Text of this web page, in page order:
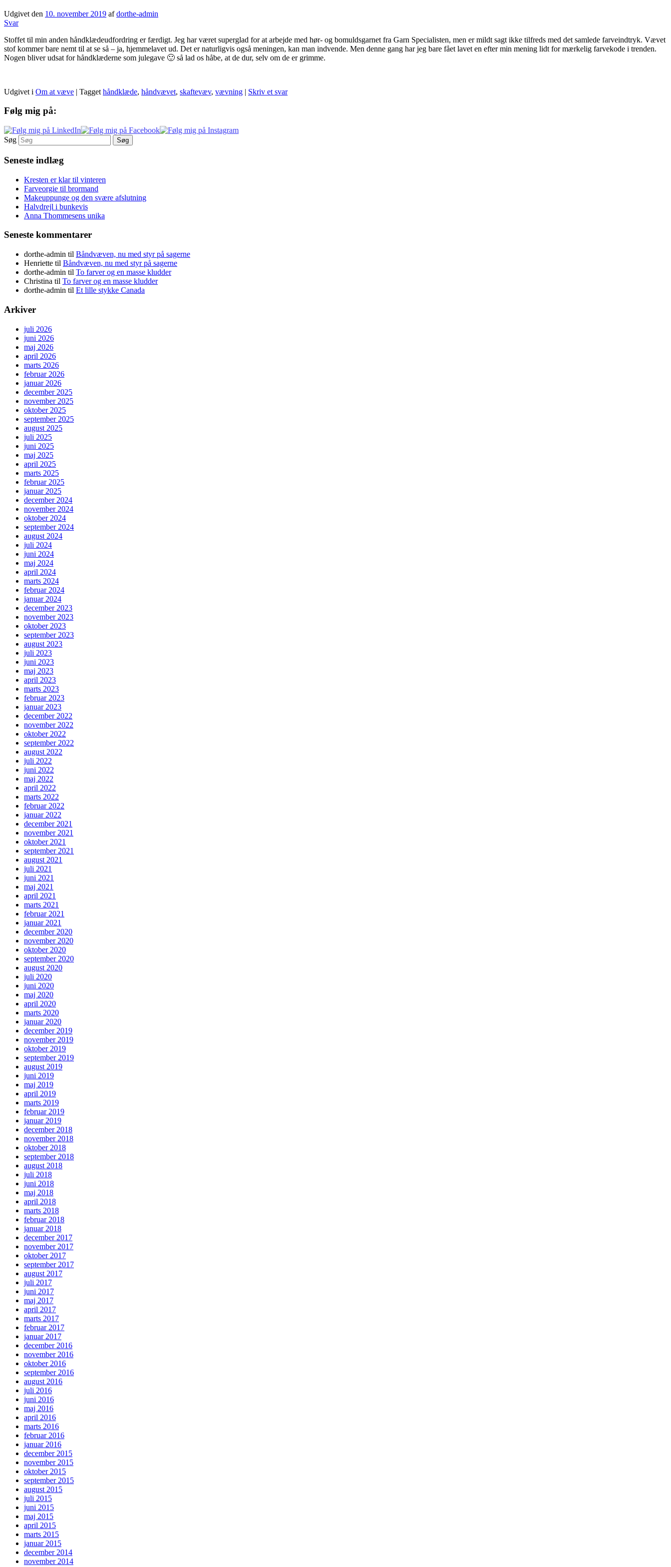
Udgivet den 10. november 2019 afdorthe-admin
Svar
Stoffet til min anden håndklædeudfordring er færdigt. Jeg har været superglad for at arbejde med hør- og bomuldsgarnet fra Garn Specialisten, men er mildt sagt ikke tilfreds med det samlede farveindtryk. Vævet
stof kommer bare nemt til at se så – ja, hjemmelavet ud. Det er naturligvis også meningen, kan man indvende. Men denne gang har jeg bare fået lavet en efter min mening lidt for mærkelig farvekode i trenden.
Nogen bliver udsat for håndklæderne som julegave 🙂 så lad os håbe, at de dur, selv om de er grimme.
Udgivet i Om at væve | Tagget håndklæde, håndvævet, skaftevæv, vævning | Skriv et svar
Følg mig på:
Søg
Seneste indlæg
Kresten er klar til vinteren
Farveorgie til brormand
Makeuppunge og den svære afslutning
Halvdrejl i bunkevis
Anna Thommesens unika
Seneste kommentarer
dorthe-admin til Båndvæven, nu med styr på sagerne
Henriette til Båndvæven, nu med styr på sagerne
dorthe-admin til To farver og en masse kludder
Christina til To farver og en masse kludder
dorthe-admin til Et lille stykke Canada
Arkiver
juli 2026
juni 2026
maj 2026
april 2026
marts 2026
februar 2026
januar 2026
december 2025
november 2025
oktober 2025
september 2025
august 2025
juli 2025
juni 2025
maj 2025
april 2025
marts 2025
februar 2025
januar 2025
december 2024
november 2024
oktober 2024
september 2024
august 2024
juli 2024
juni 2024
maj 2024
april 2024
marts 2024
februar 2024
januar 2024
december 2023
november 2023
oktober 2023
september 2023
august 2023
juli 2023
juni 2023
maj 2023
april 2023
marts 2023
februar 2023
januar 2023
december 2022
november 2022
oktober 2022
september 2022
august 2022
juli 2022
juni 2022
maj 2022
april 2022
marts 2022
februar 2022
januar 2022
december 2021
november 2021
oktober 2021
september 2021
august 2021
juli 2021
juni 2021
maj 2021
april 2021
marts 2021
februar 2021
januar 2021
december 2020
november 2020
oktober 2020
september 2020
august 2020
juli 2020
juni 2020
maj 2020
april 2020
marts 2020
januar 2020
december 2019
november 2019
oktober 2019
september 2019
august 2019
juni 2019
maj 2019
april 2019
marts 2019
februar 2019
januar 2019
december 2018
november 2018
oktober 2018
september 2018
august 2018
juli 2018
juni 2018
maj 2018
april 2018
marts 2018
februar 2018
januar 2018
december 2017
november 2017
oktober 2017
september 2017
august 2017
juli 2017
juni 2017
maj 2017
april 2017
marts 2017
februar 2017
januar 2017
december 2016
november 2016
oktober 2016
september 2016
august 2016
juli 2016
juni 2016
maj 2016
april 2016
marts 2016
februar 2016
januar 2016
december 2015
november 2015
oktober 2015
september 2015
august 2015
juli 2015
juni 2015
maj 2015
april 2015
marts 2015
januar 2015
december 2014
november 2014